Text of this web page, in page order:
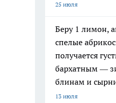
25 июля
Беру 1 лимон,
спелые
получается
бархатным —
блинам и
13 июля